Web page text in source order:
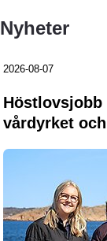
Nyheter
2026-08-07
vårdyrket